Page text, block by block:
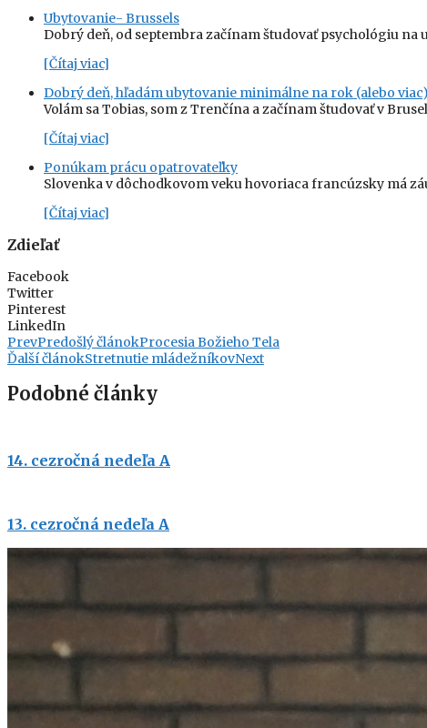
Ubytovanie- Brussels
Dobrý deň, od septembra začínam študovať psychológiu na
[Čítaj viac]
Dobrý deň, hľadám ubytovanie minimálne na rok (alebo
Volám sa Tobias, som z Trenčína a začínam študovať v
[Čítaj viac]
Ponúkam prácu opatrovateľky
Slovenka v dôchodkovom veku hovoriaca francúzsky má
[Čítaj viac]
Zdieľať
Facebook
Twitter
Pinterest
LinkedIn
PrevPredošlý článokProcesia Božieho Tela
Ďalší článokStretnutie mládežníkovNext
Podobné články
14. cezročná nedeľa A
13. cezročná nedeľa A